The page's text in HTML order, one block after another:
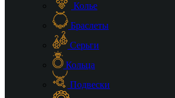
Колье
Браслеты
Серьги
Кольца
Подвески